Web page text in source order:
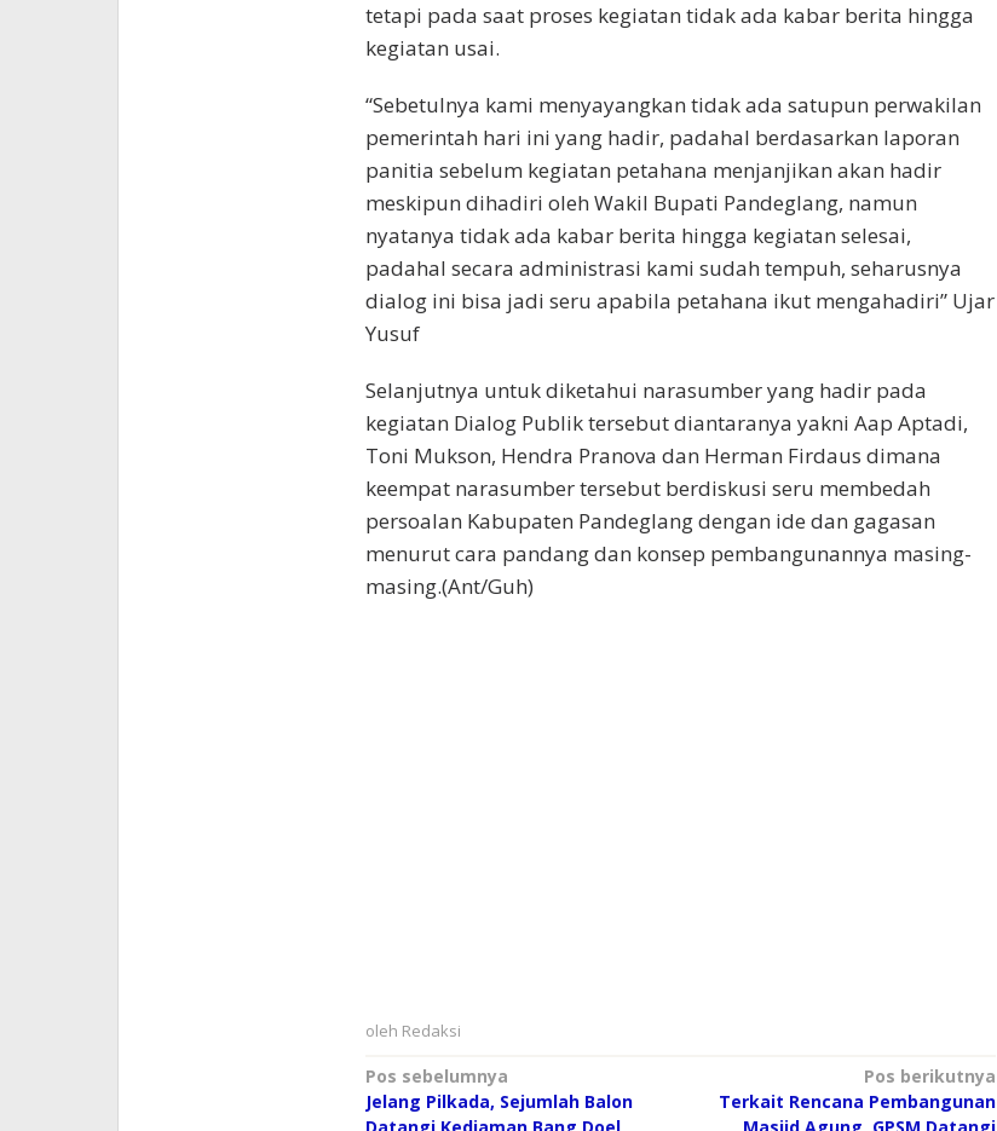
tetapi pada saat proses kegiatan tidak ada kabar berita hingga
kegiatan usai.
“Sebetulnya kami menyayangkan tidak ada satupun perwakilan
pemerintah hari ini yang hadir, padahal berdasarkan laporan
panitia sebelum kegiatan petahana menjanjikan akan hadir
meskipun dihadiri oleh Wakil Bupati Pandeglang, namun
nyatanya tidak ada kabar berita hingga kegiatan selesai,
padahal secara administrasi kami sudah tempuh, seharusnya
dialog ini bisa jadi seru apabila petahana ikut mengahadiri” Ujar
Yusuf
Selanjutnya untuk diketahui narasumber yang hadir pada
kegiatan Dialog Publik tersebut diantaranya yakni Aap Aptadi,
Toni Mukson, Hendra Pranova dan Herman Firdaus dimana
keempat narasumber tersebut berdiskusi seru membedah
persoalan Kabupaten Pandeglang dengan ide dan gagasan
menurut cara pandang dan konsep pembangunannya masing-
masing.(Ant/Guh)
oleh Redaksi
Navigasi
pos
Pos sebelumnya
Jelang Pilkada, Sejumlah Balon
Pos berikutnya
Terkait Rencana Pembangunan